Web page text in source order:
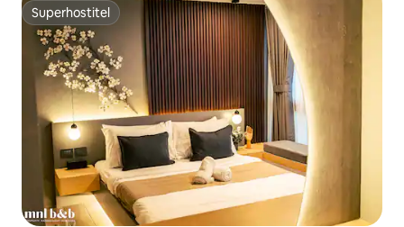
Superhostiteľ
Superhostiteľ